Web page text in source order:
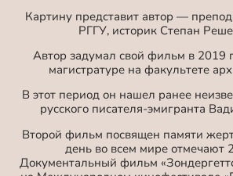
Картину представит автор —
РГГУ, историк Степан
Автор задумал свой фильм в 2019
магистратуре на факультете
В этот период он нашел ранее
русского писателя-эмигранта
Второй фильм посвящен памяти
день во всем мире отмечают
Документальный фильм